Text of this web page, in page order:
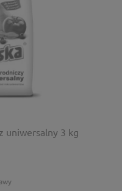
uniwersalny 3 kg